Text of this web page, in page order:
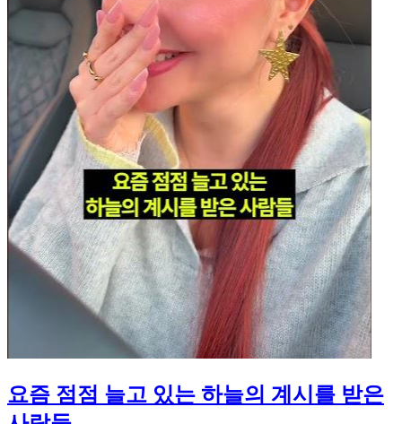
요즘 점점 늘고 있는 하늘의 계시를 받은